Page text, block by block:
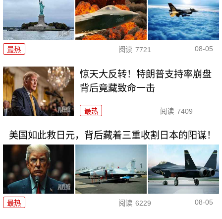
最热 阅读 7721 08-05
惊天大反转！特朗普支持率崩盘
背后竟藏致命一击
最热 阅读 7409
美国如此救日元，背后藏着三重收割日本的阳谋！
最热 阅读 6229 08-05